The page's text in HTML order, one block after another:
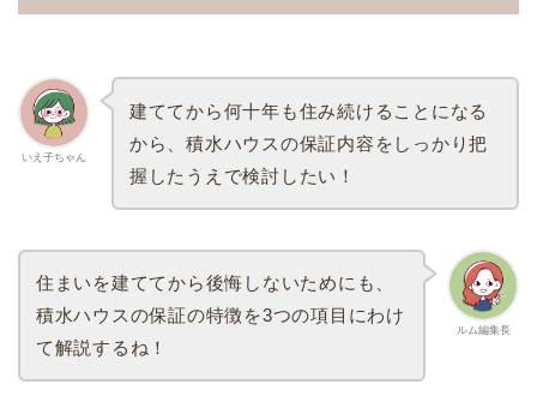
いえ子ちゃん
建ててから何十年も住み続けることになる
から、積水ハウスの保証内容をしっかり把
握したうえで検討したい！
ルム編集長
住まいを建ててから後悔しないためにも、
積水ハウスの保証の特徴を3つの項目にわけ
て解説するね！